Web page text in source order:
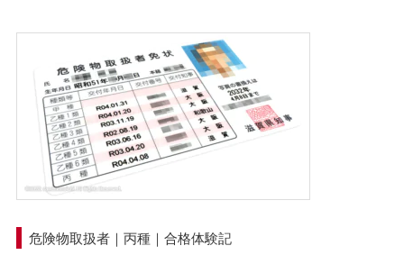
危険物取扱者｜丙種｜合格体験記